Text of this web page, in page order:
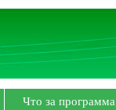
Что за программа